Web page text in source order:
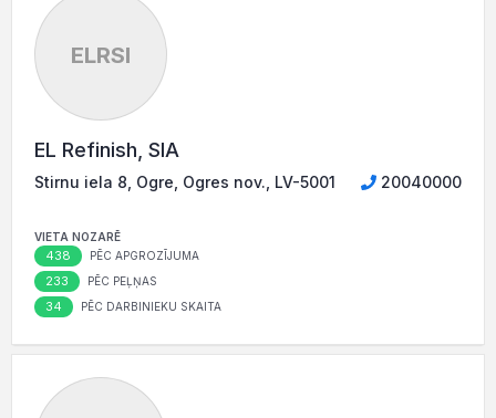
ELRSI
EL Refinish, SIA
Stirnu iela 8, Ogre, Ogres nov., LV-5001 20040000
VIETA NOZARĒ
438 PĒC APGROZĪJUMA
233 PĒC PEĻŅAS
34 PĒC DARBINIEKU SKAITA